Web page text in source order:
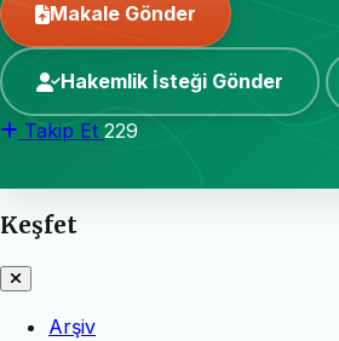
Makale Gönder
Hakemlik İsteği Gönder
Takip Et 229
Keşfet
Arşiv